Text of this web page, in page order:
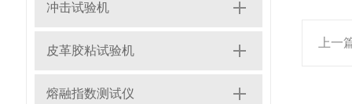
冲击试验机
皮革胶粘试验机
熔融指数测试仪
上一